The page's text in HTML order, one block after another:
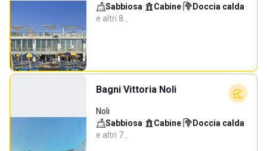
Sabbiosa· Cabine· Doccia calda·
e altri 8…
Bagni Vittoria Noli
Noli
Sabbiosa· Cabine· Doccia calda·
e altri 7…